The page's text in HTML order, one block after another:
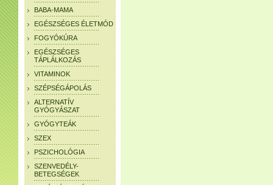
BABA-MAMA
EGÉSZSÉGES ÉLETMÓD
FOGYÓKÚRA
EGÉSZSÉGES
TÁPLÁLKOZÁS
VITAMINOK
SZÉPSÉGÁPOLÁS
ALTERNATÍV
GYÓGYÁSZAT
GYÓGYTEÁK
SZEX
PSZICHOLÓGIA
SZENVEDÉLY-
BETEGSÉGEK